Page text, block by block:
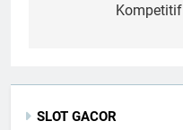
Kompetitif
SLOT GACOR